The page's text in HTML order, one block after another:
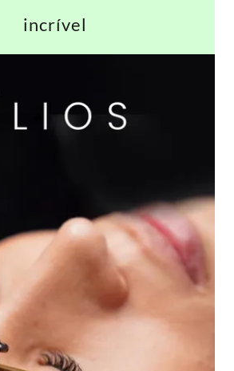
incrível